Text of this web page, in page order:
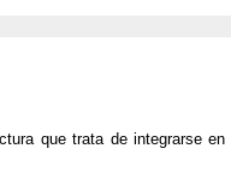
que trata de integrarse